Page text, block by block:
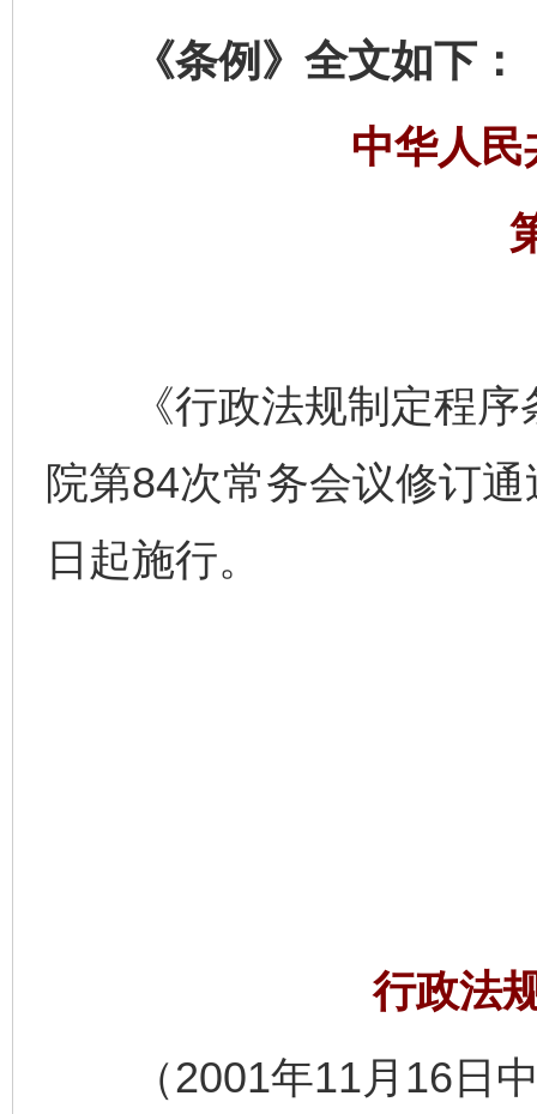
《条例》全文如下：
中华人
《行政法规制定程序
院第84次常务会议修订
日起施行。
行政法
（2001年11月16日中